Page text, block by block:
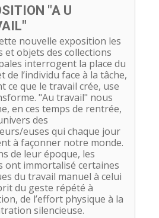
"A U
nouvelle exposition les
objets des collections
interrogent la place du
de l’individu face à la tâche,
ce que le travail crée, use
"Au travail" nous
en ces temps de rentrée,
des
euses qui chaque jour
à façonner notre monde.
de leur époque, les
ont immortalisé certaines
du travail manuel à celui
du geste répété à
de l’effort physique à la
silencieuse.